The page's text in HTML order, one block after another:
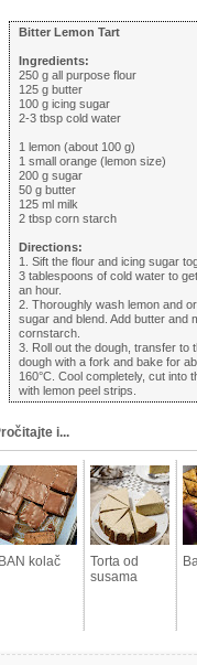
Bitter Lemon Tart
Ingredients:
250 g all purpose flour
125 g butter
100 g icing sugar
2-3 tbsp cold water
1 lemon (about 100 g)
1 small orange (lemon size)
200 g sugar
50 g butter
125 ml milk
2 tbsp corn starch
Directions:
1. Sift the flour and icing sugar
3 tablespoons of cold water to
an hour.
2. Thoroughly wash lemon and
sugar and blend. Add butter and
cornstarch.
3. Roll out the dough, transfer to
dough with a fork and bake for
160°C. Cool completely, cut
with lemon peel strips.
i...
BAN kolač
Torta od
susama